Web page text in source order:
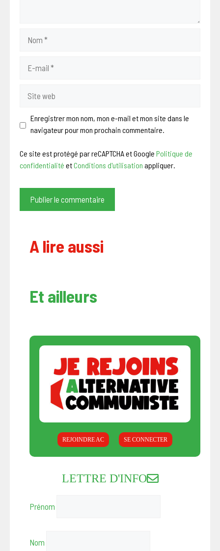
mail
web
Enregistrer mon nom, mon e-mail et mon site dans le
navigateur pour mon prochain commentaire.
Ce site est protégé par reCAPTCHA et Google Politique de
confidentialité etConditions d'utilisation appliquer.
A lire aussi
Et ailleurs
REJOINDRE AC SE CONNECTER
LETTRE D'INFO
Prénom
Nom